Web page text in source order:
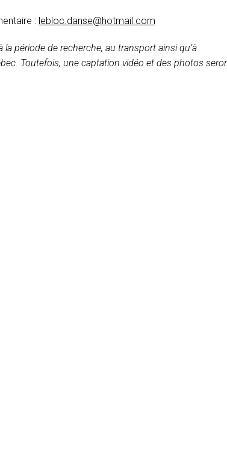
: lebloc.danse@hotmail.com
la période de recherche, au transport ainsi qu’à
Toutefois, une captation vidéo et des photos